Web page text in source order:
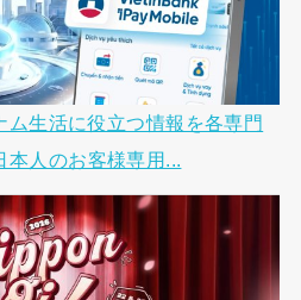
ム生活に役立つ情報を各専門
人のお客様専用...